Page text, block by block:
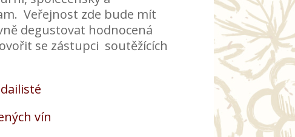
Veřejnost zde bude mít
degustovat hodnocená
se zástupci soutěžících
vín